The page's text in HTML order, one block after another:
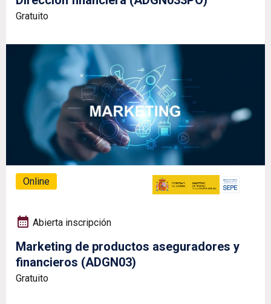
Gratuito
Online
Abierta inscripción
Marketing de productos aseguradores y
financieros (ADGN03)
Gratuito